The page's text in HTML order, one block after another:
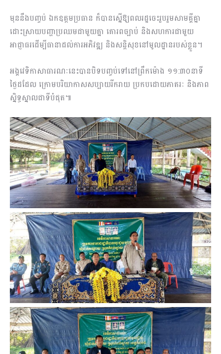
មុននឹងបញ្ចប់ ឯកឧត្តមប្រធាន ក៏បានស្នើឱ្យពលរដ្ឋចេះរួបរួមសាមគ្គីគ្នា
ដោះស្រាយបញ្ហាប្រឈមជាមួយគ្នា គោរពច្បាប់ និងសហការជាមួយ
អាជ្ញាធរដើម្បីធានាដល់ការអភិវឌ្ឍ និងសន្តិសុខនៅមូលដ្ឋានរបស់ខ្លួន។
អង្គវេទិកាសាធារណៈនេះបានបិទបញ្ចប់ទៅនៅព្រឹកម៉ោង ១១:៣០នាទី
ថ្ងៃដដែល ក្រោមបរិយាកាសសប្បាយរីករាយ ប្រកបដោយភាតរៈ និងភាព
ស្និទ្ធស្នាលជាទីបំផុត៕